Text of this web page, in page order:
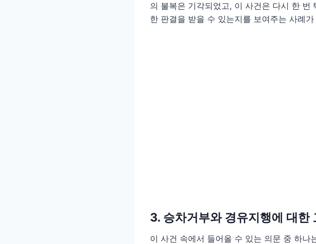
의 불복은 기각되었고, 이 사건은 다시 한
한 판결을 받을 수 있는지를 보여주는 사례
3. 승차거부와 경유지행에 대한
이 사건 속에서 들어올 수 있는 의문 중 하